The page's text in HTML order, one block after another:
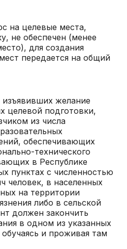
на целевые места,
не обеспечен (менее
для создания
передается на общий
желание
целевой подготовки,
из числа
обеспечивающих
технического
в Республике
пунктах с численностью
человек, в населенных
на территории
либо в сельской
должен закончить
в одном из указанных
и проживая там